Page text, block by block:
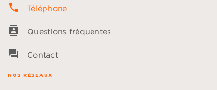
phone Téléphone
contacts Questions fréquentes
question_answer Contact
NOS RÉSEAUX